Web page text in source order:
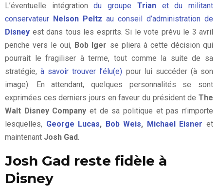
L’éventuelle intégrationdu groupe Trianet du militant
conservateur Nelson Peltz au conseil d’administration de
Disney est dans tous les esprits. Si le vote prévu le 3 avril
penche vers le oui, Bob Iger se pliera à cette décision qui
pourrait le fragiliser à terme, tout comme la suite de sa
stratégie,à savoir trouver l’élu(e) pour lui succéder (à son
image). En attendant, quelques personnalités se sont
exprimées ces derniers jours en faveur du président de The
Walt Disney Company et de sa politique et pas n’importe
lesquelles, George Lucas, Bob Weis, Michael Eisner et
maintenant Josh Gad
Josh Gad reste fidèle à
Disney